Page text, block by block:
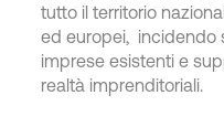
tutto il territorio
ed europei, incidendo
imprese esistenti e
realtà imprenditoriali.